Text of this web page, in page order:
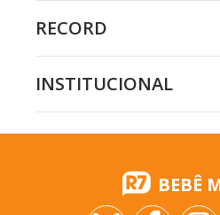
RECORD
INSTITUCIONAL
BEBÊ